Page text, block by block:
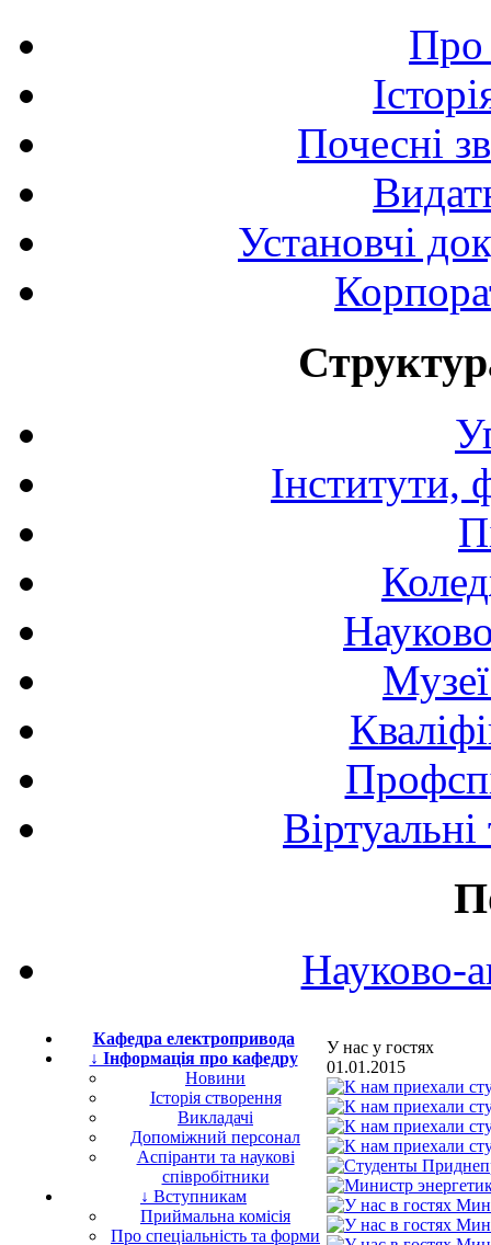
Про
Почесні
Установчі
Інститути,
Науково-
Кафедра електропривода
↓ Інформація про кафедру
Новини
Історія створення
Викладачі
Допоміжний персонал
Аспіранти та наукові
співробітники
↓ Вступникам
Приймальна комісія
Про спеціальність та форми
У нас у гостях
01.01.2015